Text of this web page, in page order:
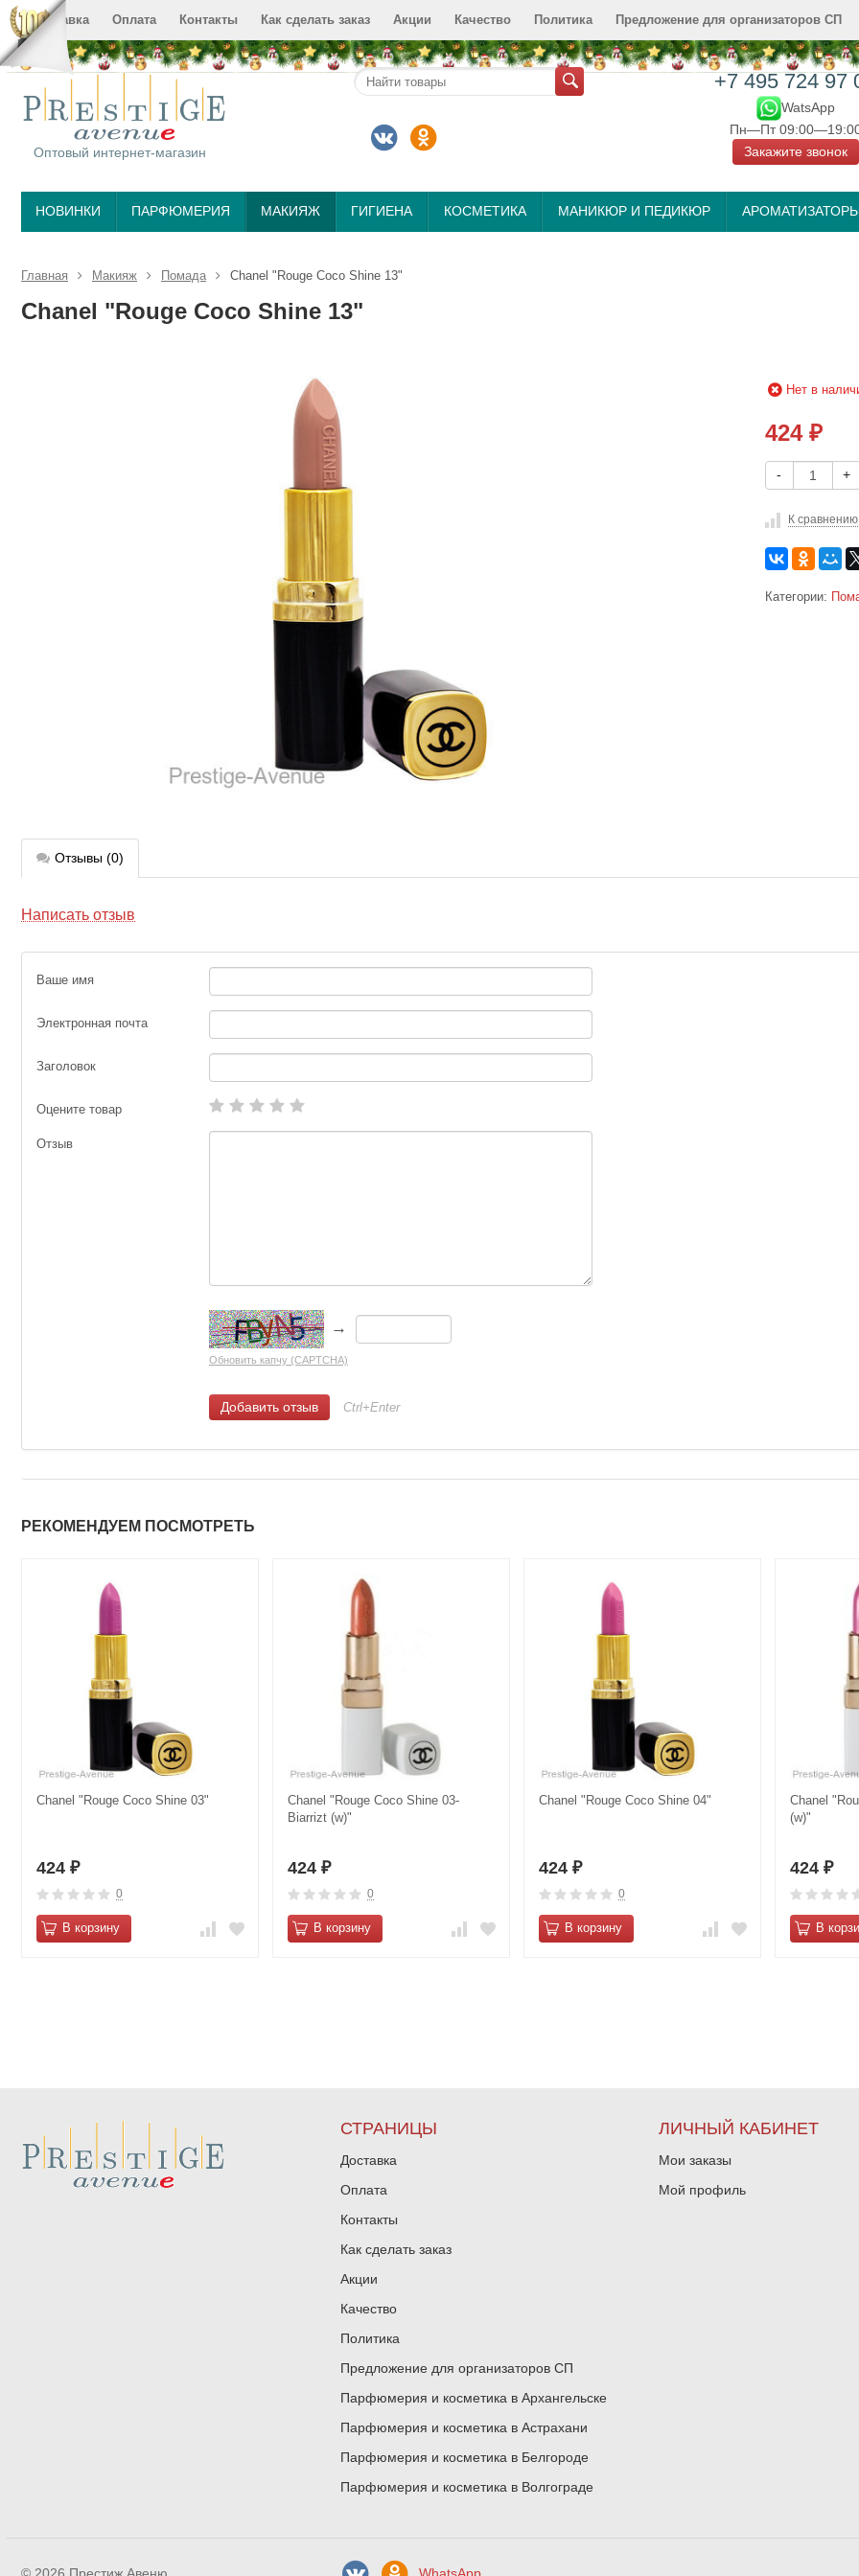
Доставка Оплата Контакты Как сделать заказ Акции Качество Политика Предложение для организаторов СП
Оптовый интернет-магазин
+7 495 724 97
WatsApp
Пн—Пт
Закажите звонок
НОВИНКИ ПАРФЮМЕРИЯ МАКИЯЖ ГИГИЕНА КОСМЕТИКА МАНИКЮР И ПЕДИКЮР
Главная Макияж Помада Chanel "Rouge Coco Shine 13"
Chanel "Rouge Coco Shine 13"
Нет в
424 ₽
- +
К сравнению
Категории:
Отзывы (0)
Написать отзыв
Ваше имя
Электронная почта
Заголовок
Оцените товар
Отзыв
→
Обновить капчу (CAPTCHA)
Ctrl+Enter
РЕКОМЕНДУЕМ ПОСМОТРЕТЬ
Chanel "Rouge Coco Shine 03"
424 ₽
0
В корзину
Chanel "Rouge Coco Shine 03-
Biarrizt (w)"
424 ₽
0
В корзину
Chanel "Rouge Coco Shine 04"
424 ₽
0
В корзину
Chanel
(w)"
424 ₽
В
СТРАНИЦЫ
Доставка
Оплата
Контакты
Как сделать заказ
Акции
Качество
Политика
Предложение для организаторов СП
Парфюмерия и косметика в Архангельске
Парфюмерия и косметика в Астрахани
Парфюмерия и косметика в Белгороде
Парфюмерия и косметика в Волгограде
ЛИЧНЫЙ КАБИНЕТ
Мои заказы
Мой профиль